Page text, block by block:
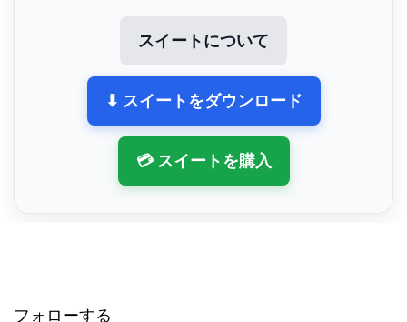
スイートについて
⬇ スイートをダウンロード
💳 スイートを購入
フォローする